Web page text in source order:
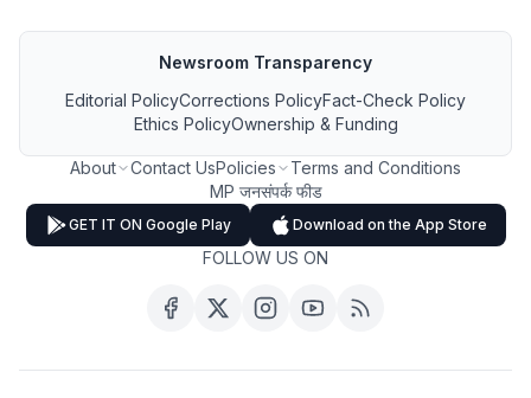
Newsroom Transparency
Editorial PolicyCorrections PolicyFact-Check Policy
Ethics PolicyOwnership & Funding
About Contact UsPolicies
Terms and Conditions
MP जनसंपर्क फीड
GET IT ON Google Play Download on the App Store
FOLLOW US ON